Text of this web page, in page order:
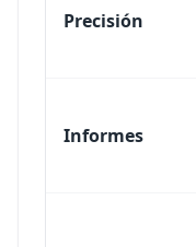
Precisión
Informes